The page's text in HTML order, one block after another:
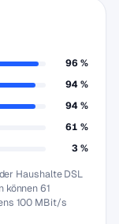
96 %
94 %
94 %
61 %
3 %
Haushalte DSL
61
100 MBit/s